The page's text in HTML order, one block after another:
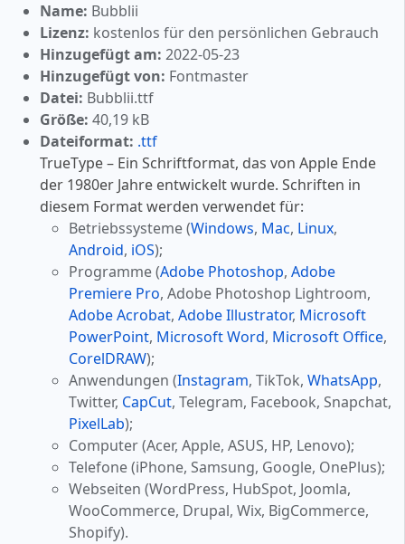
Name: Bubblii
Lizenz: kostenlos für den persönlichen Gebrauch
Hinzugefügt am: 2022-05-23
Hinzugefügt von: Fontmaster
Datei: Bubblii.ttf
Größe: 40,19 kB
Dateiformat: .ttf
TrueType – Ein Schriftformat, das von Apple Ende
der 1980er Jahre entwickelt wurde. Schriften in
diesem Format werden verwendet für:
Betriebssysteme (Windows, Mac, Linux,
Android, iOS);
Programme (Adobe Photoshop, Adobe
Premiere Pro, Adobe Photoshop Lightroom,
Adobe Acrobat, Adobe Illustrator, Microsoft
PowerPoint, Microsoft Word, Microsoft Office,
CorelDRAW);
Anwendungen (Instagram, TikTok, WhatsApp,
Twitter, CapCut, Telegram, Facebook, Snapchat,
PixelLab);
Computer (Acer, Apple, ASUS, HP, Lenovo);
Telefone (iPhone, Samsung, Google, OnePlus);
Webseiten (WordPress, HubSpot, Joomla,
WooCommerce, Drupal, Wix, BigCommerce,
Shopify).